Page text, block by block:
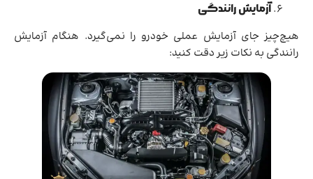
آزمایش رانندگی
هیچ‌چیز جای آزمایش عملی خودرو را نمی‌گیرد. هنگام آزمایش
رانندگی به نکات زیر دقت کنید: